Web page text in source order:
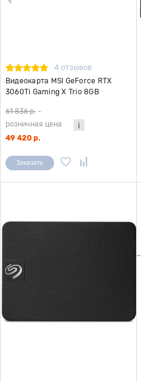
4 отзывов
Видеокарта MSI GeForce RTX
3060Ti Gaming X Trio 8GB
61 836 р. -
розничная цена
49 420 р.
Заказать